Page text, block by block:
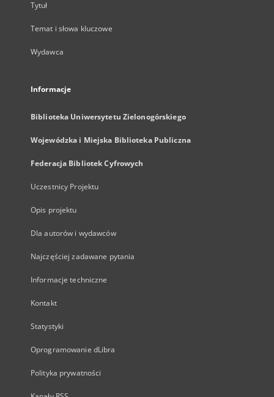
Tytuł
Temat i słowa kluczowe
Wydawca
Informacje
Biblioteka Uniwersytetu Zielonogórskiego
Wojewódzka i Miejska Biblioteka Publiczna
Federacja Bibliotek Cyfrowych
Uczestnicy Projektu
Opis projektu
Dla autorów i wydawców
Najczęściej zadawane pytania
Informacje techniczne
Kontakt
Statystyki
Oprogramowanie dLibra
Polityka prywatności